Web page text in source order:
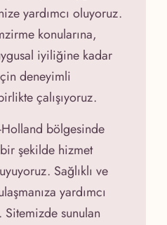
yardımcı oluyoruz.
konularına,
iyiliğine kadar
deneyimli
çalışıyoruz.
bölgesinde
şekilde hizmet
Sağlıklı ve
yardımcı
sunulan